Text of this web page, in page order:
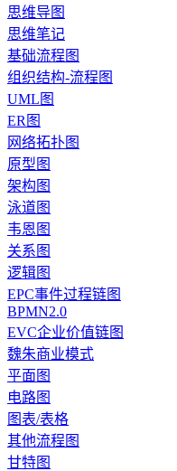
思维导图
思维笔记
基础流程图
组织结构-流程图
UML图
ER图
网络拓扑图
原型图
架构图
泳道图
韦恩图
关系图
逻辑图
EPC事件过程链图
BPMN2.0
EVC企业价值链图
魏朱商业模式
平面图
电路图
图表/表格
其他流程图
甘特图